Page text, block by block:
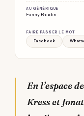
AU GÉNÉRIQUE
Fanny Baudin
FAIRE PASSER LE MOT
Facebook
En l’espace
Kress et